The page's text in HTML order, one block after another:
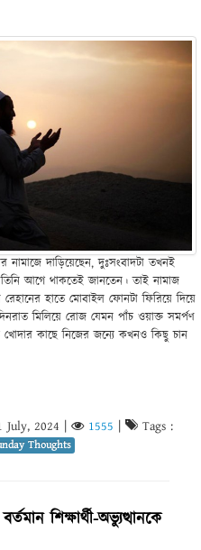
নামাজে দাড়িয়েছেন, দুঃসংবাদটা তখনই
আগে থাকতেই জানতেন। তাই নামাজ
হাতে মোবাইল ফোনটা ফিরিয়ে দিয়ে
মিলিয়ে রোজ যেমন পাঁচ ওয়াক্ত সমর্পণ
কাছে নিজের জন্যে কখনও কিছু চান
July, 2024 | 1555 | Tags :
Thoughts
শিক্ষার্থী-অভ্যুত্থানকে